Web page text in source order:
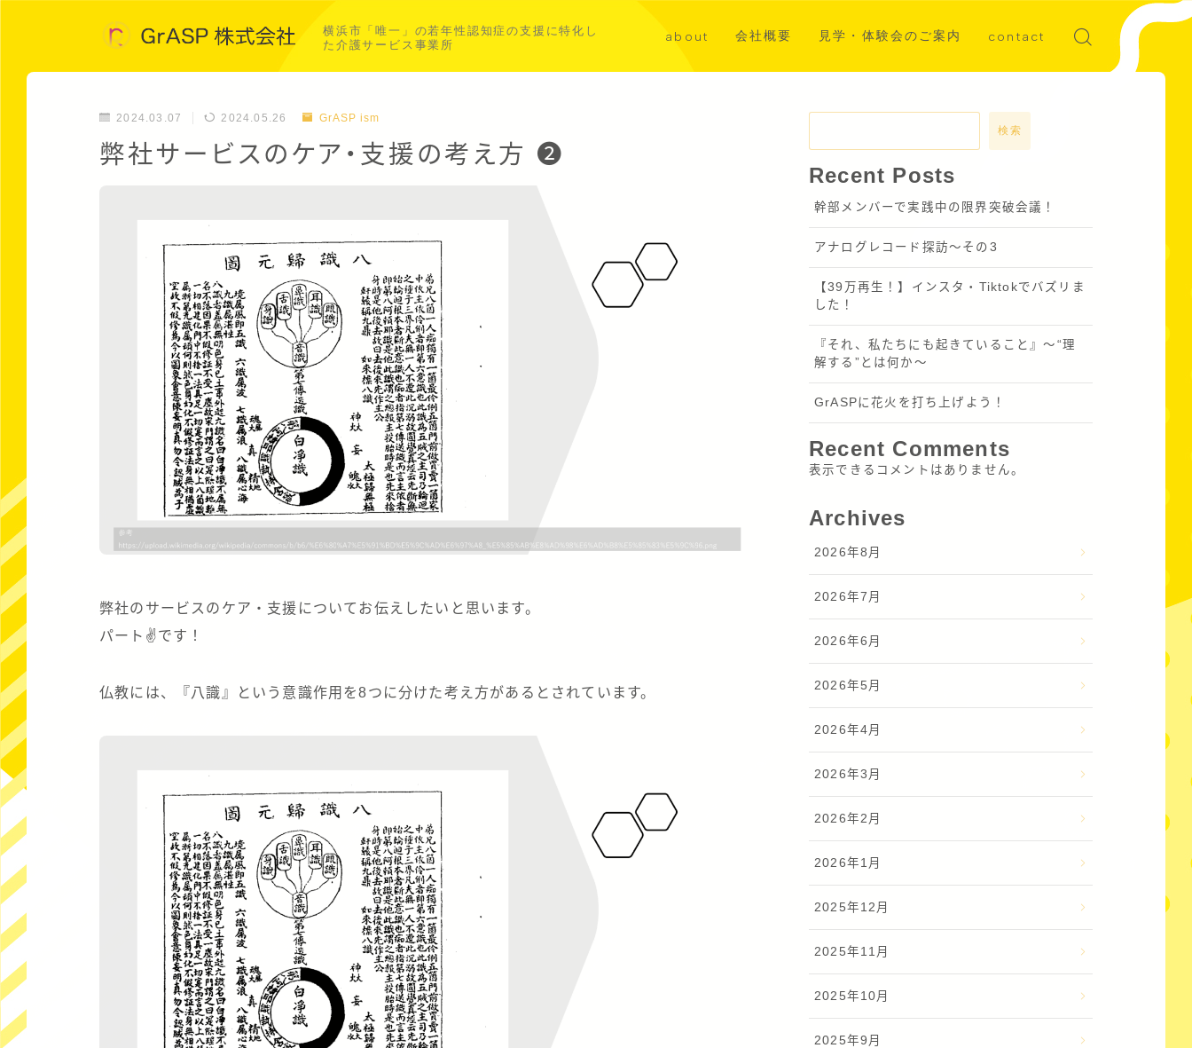
横浜市「唯一」の若年性認知症の支援に特化し
た介護サービス事業所
about 会社概要
共同事業募集
見学・体験会のご案内 contact
2024.03.07 2024.05.26 GrASP ism
弊社サービスのケア・支援の考え方 ❷
弊社のサービスのケア・支援についてお伝えしたいと思います。
パート✌です！
仏教には、『八識』という意識作用を8つに分けた考え方があるとされています。
検索
Recent Posts
幹部メンバーで実践中の限界突破会議！
アナログレコード探訪～その3
【39万再生！】インスタ・Tiktokでバズリま
した！
『それ、私たちにも起きていること』〜“理
解する”とは何か～
GrASPに花火を打ち上げよう！
Recent Comments
表示できるコメントはありません。
Archives
2026年8月
2026年7月
2026年6月
2026年5月
2026年4月
2026年3月
2026年2月
2026年1月
2025年12月
2025年11月
2025年10月
2025年9月